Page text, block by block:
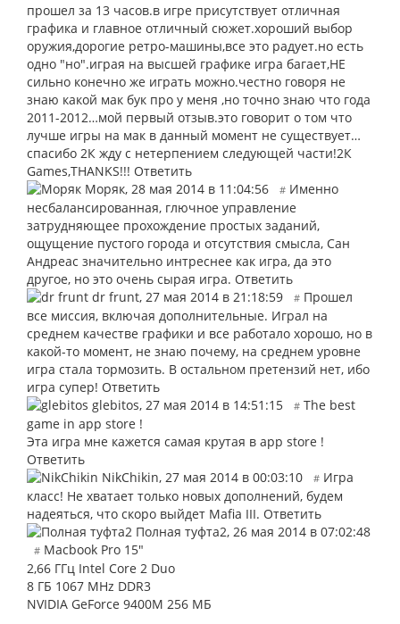
прошел за 13 часов.в игре присутствует отличная
графика и главное отличный сюжет.хороший выбор
оружия,дорогие ретро-машины,все это радует.но есть
одно "но".играя на высшей графике игра багает,НЕ
сильно конечно же играть можно.честно говоря не
знаю какой мак бук про у меня ,но точно знаю что года
2011-2012…мой первый отзыв.это говорит о том что
лучше игры на мак в данный момент не существует…
спасибо 2К жду с нетерпением следующей части!2К
Games,THANKS!!! Ответить
Моряк, 28 мая 2014 в 11:04:56 # Именно
несбалансированная, глючное управление
затрудняющее прохождение простых заданий,
ощущение пустого города и отсутствия смысла, Сан
Андреас значительно интреснее как игра, да это
другое, но это очень сырая игра. Ответить
dr frunt, 27 мая 2014 в 21:18:59 # Прошел
все миссия, включая дополнительные. Играл на
среднем качестве графики и все работало хорошо, но в
какой-то момент, не знаю почему, на среднем уровне
игра стала тормозить. В остальном претензий нет, ибо
игра супер! Ответить
glebitos, 27 мая 2014 в 14:51:15 # The best
game in app store !
Эта игра мне кажется самая крутая в app store !
Ответить
NikChikin, 27 мая 2014 в 00:03:10 # Игра
класс! Не хватает только новых дополнений, будем
надеяться, что скоро выйдет Mafia III. Ответить
Полная туфта2, 26 мая 2014 в 07:02:48
# Macbook Pro 15"
2,66 ГГц Intel Core 2 Duo
8 ГБ 1067 MHz DDR3
NVIDIA GeForce 9400M 256 МБ